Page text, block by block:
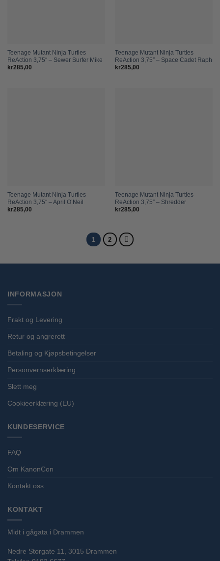
Teenage Mutant Ninja Turtles
ReAction 3,75″ – Sewer Surfer Mike
kr285,00
Teenage Mutant Ninja Turtles
ReAction 3,75″ – Space Cadet Raph
kr285,00
Teenage Mutant Ninja Turtles
ReAction 3,75″ – April O’Neil
kr285,00
Teenage Mutant Ninja Turtles
ReAction 3,75″ – Shredder
kr285,00
1 2
INFORMASJON
Frakt og Levering
Retur og angrerett
Betaling og Kjøpsbetingelser
Personvernserklæring
Slett meg
Cookieerklæring (EU)
KUNDESERVICE
FAQ
Om KanonCon
Kontakt oss
KONTAKT
Midt i gågata i Drammen
Nedre Storgate 11, 3015 Drammen